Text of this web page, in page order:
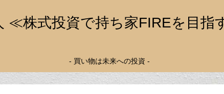
≪株式投資で持ち家FIREを目
- 買い物は未来への投資 -